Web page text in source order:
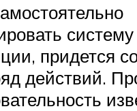
систему
придется
действий.